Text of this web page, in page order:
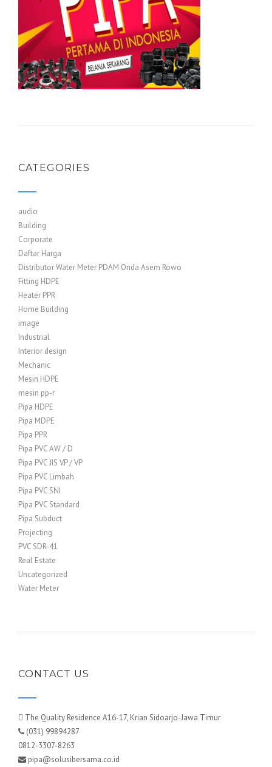
CATEGORIES
audio
Building
Corporate
Daftar Harga
Distributor Water Meter PDAM Onda Asem Rowo
Fitting HDPE
Heater PPR
Home Building
image
Industrial
Interior design
Mechanic
Mesin HDPE
mesin pp-r
Pipa HDPE
Pipa MDPE
Pipa PPR
Pipa PVC AW / D
Pipa PVC JIS VP / VP
Pipa PVC Limbah
Pipa PVC SNI
Pipa PVC Standard
Pipa Subduct
Projecting
PVC SDR-41
Real Estate
Uncategorized
Water Meter
CONTACT US
The Quality Residence A16-17, Krian Sidoarjo-Jawa Timur
(031) 99894287
0812-3307-8263
pipa@solusibersama.co.id